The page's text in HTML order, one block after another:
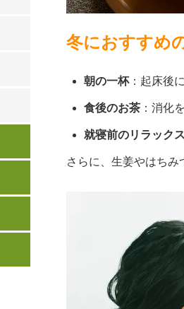
冬におすすめ
朝の一杯：起床後
食後のお茶 ：消化
就寝前のリラック
さらに、生姜やはちみ